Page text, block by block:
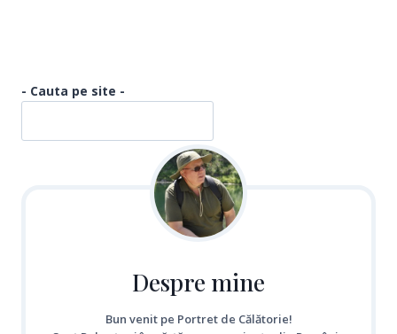
- Cauta pe site -
Despre mine
Bun venit pe Portret de Călătorie!